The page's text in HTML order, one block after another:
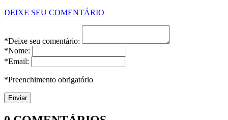
DEIXE SEU COMENTÁRIO
*Deixe seu comentário:
*Nome:
*Email:
*Preenchimento obrigatório